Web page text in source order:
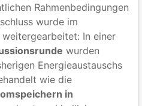
Rahmenbedingungen
wurde im
In einer
wurden
Energieaustauschs
wie die
in